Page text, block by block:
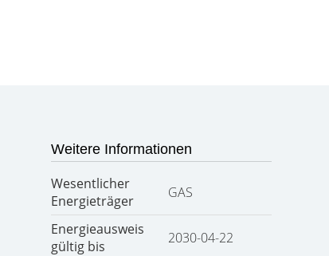
Weitere Informationen
Wesentlicher
Energieträger
GAS
Energieausweis
gültig bis
2030-04-22